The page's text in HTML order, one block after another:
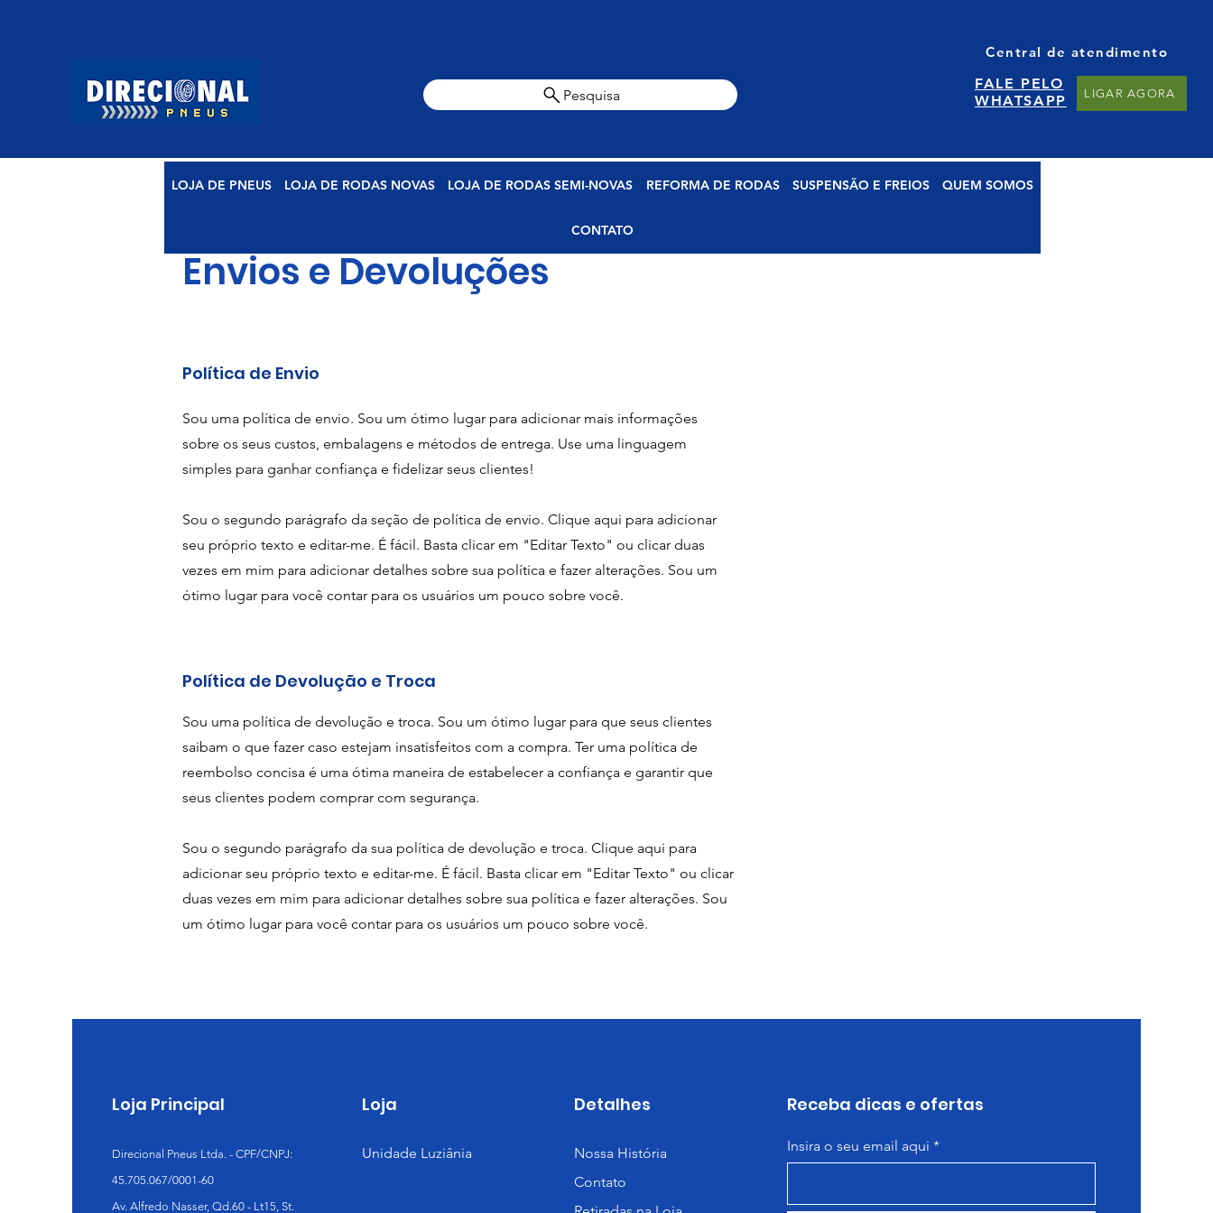
Central de atendimento
FALE PELO
WHATSAPP
LIGAR AGORA
Pesquisa
Envios e Devoluções
Política de Envio
Sou uma política de envio. Sou um ótimo lugar para adicionar mais informações
sobre os seus custos, embalagens e métodos de entrega. Use uma linguagem
simples para ganhar confiança e fidelizar seus clientes!
Sou o segundo parágrafo da seção de política de envio. Clique aqui para adicionar
seu próprio texto e editar-me. É fácil. Basta clicar em "Editar Texto" ou clicar duas
vezes em mim para adicionar detalhes sobre sua política e fazer alterações. Sou um
ótimo lugar para você contar para os usuários um pouco sobre você.
Política de Devolução e Troca
Sou uma política de devolução e troca. Sou um ótimo lugar para que seus clientes
saibam o que fazer caso estejam insatisfeitos com a compra. Ter uma política de
reembolso concisa é uma ótima maneira de estabelecer a confiança e garantir que
seus clientes podem comprar com segurança.
Sou o segundo parágrafo da sua política de devolução e troca. Clique aqui para
adicionar seu próprio texto e editar-me. É fácil. Basta clicar em "Editar Texto" ou clicar
duas vezes em mim para adicionar detalhes sobre sua política e fazer alterações. Sou
um ótimo lugar para você contar para os usuários um pouco sobre você.
LOJA DE PNEUS LOJA DE RODAS NOVAS LOJA DE RODAS SEMI-NOVAS REFORMA DE RODAS SUSPENSÃO E FREIOS QUEM SOMOS
CONTATO
Loja Principal
Direcional Pneus Ltda. - CPF/CNPJ:
45.705.067/0001-60
Av. Alfredo Nasser, Qd.60 - Lt15, St.
Loja
Unidade Luziânia
Detalhes
Nossa História
Contato
Receba dicas e ofertas
Insira o seu email aqui